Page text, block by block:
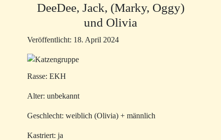
DeeDee, Jack, (Marky, Oggy)
und Olivia
Veröffentlicht: 18. April 2024
Rasse: EKH
Alter: unbekannt
Geschlecht: weiblich (Olivia) + männlich
Kastriert: ja